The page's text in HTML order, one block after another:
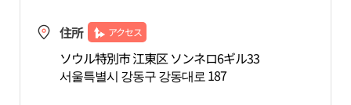
住所 アクセス
ソウル特別市 江東区 ソンネロ6ギル33
서울특별시 강동구 강동대로 187